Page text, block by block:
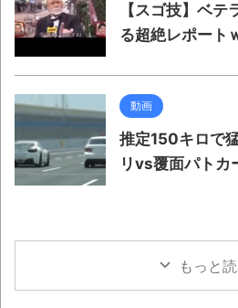
【スゴ技】ベテ
る超絶レポート
動画
推定150キロで
リvs覆面パトカ
もっと